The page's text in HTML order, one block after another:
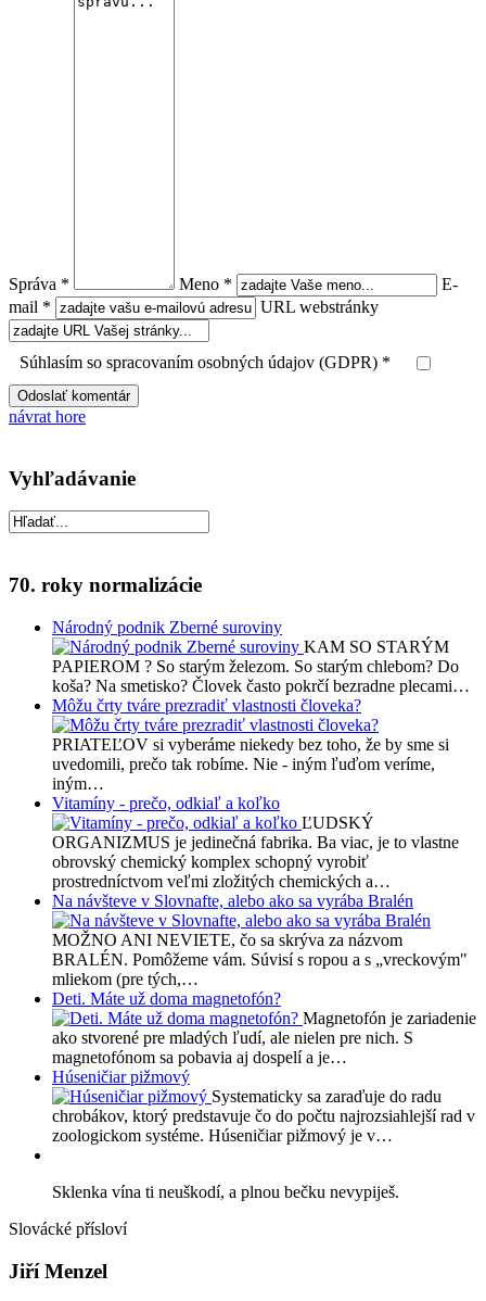
Správa * Meno *
E-
mail *
URL webstránky
Súhlasím so spracovaním osobných údajov (GDPR) *
návrat hore
Vyhľadávanie
70. roky normalizácie
Národný podnik Zberné suroviny
KAM SO STARÝM
PAPIEROM ? So starým železom. So starým chlebom? Do
koša? Na smetisko? Človek často pokrčí bezradne plecami…
Môžu črty tváre prezradiť vlastnosti človeka?
PRIATEĽOV si vyberáme niekedy bez toho, že by sme si
uvedomili, prečo tak robíme. Nie - iným ľuďom veríme,
iným…
Vitamíny - prečo, odkiaľ a koľko
ĽUDSKÝ
ORGANIZMUS je jedinečná fabrika. Ba viac, je to vlastne
obrovský chemický komplex schopný vyrobiť
prostredníctvom veľmi zložitých chemických a…
Na návšteve v Slovnafte, alebo ako sa vyrába Bralén
MOŽNO ANI NEVIETE, čo sa skrýva za názvom
BRALÉN. Pomôžeme vám. Súvisí s ropou a s „vreckovým"
mliekom (pre tých,…
Deti. Máte už doma magnetofón?
Magnetofón je zariadenie
ako stvorené pre mladých ľudí, ale nielen pre nich. S
magnetofónom sa pobavia aj dospelí a je…
Húseničiar pižmový
Systematicky sa zaraďuje do radu
chrobákov, ktorý predstavuje čo do počtu najrozsiahlejší rad v
zoologickom systéme. Húseničiar pižmový je v…
Sklenka vína ti neuškodí, a plnou bečku nevypiješ.
Slovácké přísloví
Jiří Menzel